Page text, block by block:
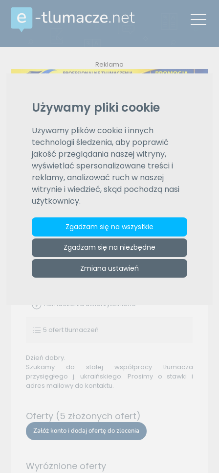
Używamy pliki cookie
Używamy plików cookie i innych
technologii śledzenia, aby poprawić
jakość przeglądania naszej witryny,
wyświetlać spersonalizowane treści i
reklamy, analizować ruch w naszej
witrynie i wiedzieć, skąd pochodzą nasi
użytkownicy.
Zgadzam się na wszystkie
Zgadzam się na niezbędne
Zmiana ustawień
Reklama
ZAMÓW REKLAMĘ W TYM MIEJSCU
tłumaczenia przysiegłe
ukraiński–polski
Stała współpraca; tłumaczenia przysiegłe
BTD Services
30.07.2025
Chcę otrzymywać oferty za całe zlecenie
Tłumaczenia uwierzytelnione
5 ofert tłumaczeń
Dzień dobry.
Szukamy do stałej współpracy tłumacza
przysięgłego j. ukraińskiego. Prosimy o stawki i
adres mailowy do kontaktu.
Oferty (5 złożonych ofert)
Załóż konto i dodaj ofertę do zlecenia
Wyróżnione oferty